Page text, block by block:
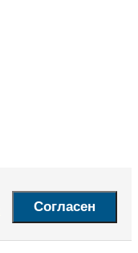
Согласен